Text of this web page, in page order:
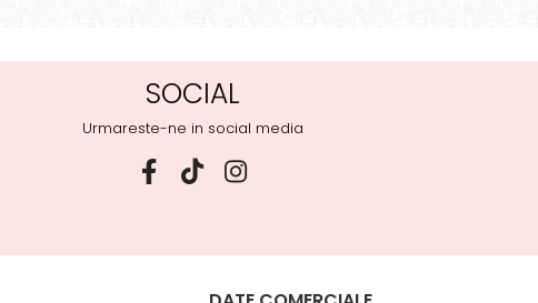
SOCIAL
Urmareste-ne in social media